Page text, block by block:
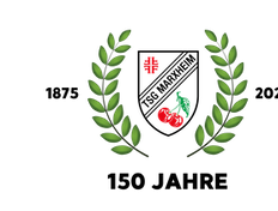
content